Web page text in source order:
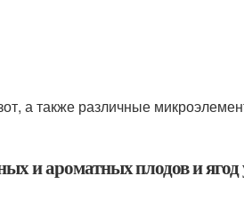
а также различные
и ароматных плодов и ягод